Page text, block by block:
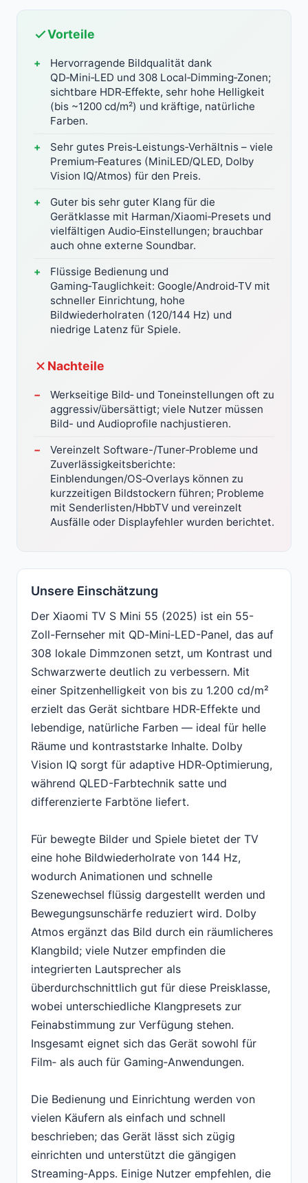
Vorteile
Hervorragende Bildqualität dank
QD‑Mini‑LED und 308 Local‑Dimming‑Zonen;
sichtbare HDR‑Effekte, sehr hohe Helligkeit
(bis ~1200 cd/m²) und kräftige, natürliche
Farben.
Sehr gutes Preis‑Leistungs‑Verhältnis – viele
Premium‑Features (MiniLED/QLED, Dolby
Vision IQ/Atmos) für den Preis.
Guter bis sehr guter Klang für die
Gerätklasse mit Harman/Xiaomi‑Presets und
vielfältigen Audio‑Einstellungen; brauchbar
auch ohne externe Soundbar.
Flüssige Bedienung und
Gaming‑Tauglichkeit: Google/Android‑TV mit
schneller Einrichtung, hohe
Bildwiederholraten (120/144 Hz) und
niedrige Latenz für Spiele.
Nachteile
Werkseitige Bild‑ und Toneinstellungen oft zu
aggressiv/übersättigt; viele Nutzer müssen
Bild- und Audioprofile nachjustieren.
Vereinzelt Software-/Tuner‑Probleme und
Zuverlässigkeitsberichte:
Einblendungen/OS‑Overlays können zu
kurzzeitigen Bildstockern führen; Probleme
mit Senderlisten/HbbTV und vereinzelt
Ausfälle oder Displayfehler wurden berichtet.
Unsere Einschätzung
Der Xiaomi TV S Mini 55 (2025) ist ein 55-
Zoll-Fernseher mit QD‑Mini‑LED-Panel, das auf
308 lokale Dimmzonen setzt, um Kontrast und
Schwarzwerte deutlich zu verbessern. Mit
einer Spitzenhelligkeit von bis zu 1.200 cd/m²
erzielt das Gerät sichtbare HDR‑Effekte und
lebendige, natürliche Farben — ideal für helle
Räume und kontraststarke Inhalte. Dolby
Vision IQ sorgt für adaptive HDR‑Optimierung,
während QLED-Farbtechnik satte und
differenzierte Farbtöne liefert.
Für bewegte Bilder und Spiele bietet der TV
eine hohe Bildwiederholrate von 144 Hz,
wodurch Animationen und schnelle
Szenewechsel flüssig dargestellt werden und
Bewegungsunschärfe reduziert wird. Dolby
Atmos ergänzt das Bild durch ein räumlicheres
Klangbild; viele Nutzer empfinden die
integrierten Lautsprecher als
überdurchschnittlich gut für diese Preisklasse,
wobei unterschiedliche Klangpresets zur
Feinabstimmung zur Verfügung stehen.
Insgesamt eignet sich das Gerät sowohl für
Film‑ als auch für Gaming‑Anwendungen.
Die Bedienung und Einrichtung werden von
vielen Käufern als einfach und schnell
beschrieben; das Gerät lässt sich zügig
einrichten und unterstützt die gängigen
Streaming‑Apps. Einige Nutzer empfehlen, die